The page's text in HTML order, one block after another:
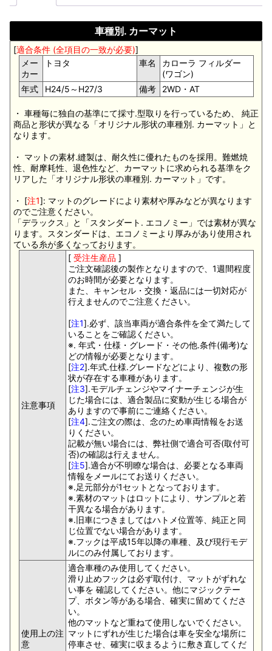
車種別. カーマット
[適合条件 (全項目の一致が必要)]
メー
カー
トヨタ 車名
カローラ フィルダー
(ワゴン)
年式
H24/5～H27/3 備考 2WD・AT
・ 車種毎に独自の基準にて採寸.型取りを行っているため、 純正
商品と形状が異なる「オリジナル形状の車種別. カーマット」と
なります。
・ マットの素材.縫製は、耐久性に優れたものを採用。難燃焼
性、耐摩耗性、退色性など、カーマットに求められる基準をク
リアした「オリジナル形状の車種別. カーマット」です。
・ [注1]: マットのグレードにより素材や厚みなどが異なります
のでご注意ください。
「デラックス」と「スタンダート. エコノミー」では素材が異な
ります。スタンダードは、エコノミーより厚みがあり使用され
ている糸が多くなっております。
注意事項
[ 受注生産品 ]
ご注文確認後の製作となりますので、1週間程度
のお時間が必要となります。
また、キャンセル・交換・返品には一切対応が
行えませんのでご注意ください。
[注1].必ず、該当車両が適合条件を全て満たして
いることをご確認ください。
※. 年式・仕様・グレード・その他.条件(備考)な
どの情報が必要となります。
[注2].年式.仕様.グレードなどにより、複数の形
状が存在する車種があります。
[注3].モデルチェンジやマイナーチェンジが生
じた場合には、適合製品に変動が生じる場合が
ありますので事前にご連絡ください。
[注4].ご注文の際は、念のため車両情報をお送
りください。
記載が無い場合には、弊社側で適合可否(取付可
否)の確認は行えません。
[注5].適合が不明瞭な場合は、必要となる車両
情報をメールにてお送りください。
※.足元部分が1セットとなっております。
※.素材のマットはロットにより、サンプルと若
干異なる場合があります。
※.旧車につきましてはハトメ位置等、純正と同
じ位置でない場合があります。
※.フックは平成15年以降の車種、及び現行モデ
ルにのみ付属しております。
使用上の注
意
適合車種のみ使用してください。
滑り止めフックは必ず取付け、マットがずれな
い事を 確認してください。他にマジックテー
プ、ボタン等がある場合、確実に留めてくださ
い。
他のマットなど重ねて使用しないでください。
マットにずれが生じた場合は車を安全な場所に
停車させ、確実に収まるように敷き直してくだ